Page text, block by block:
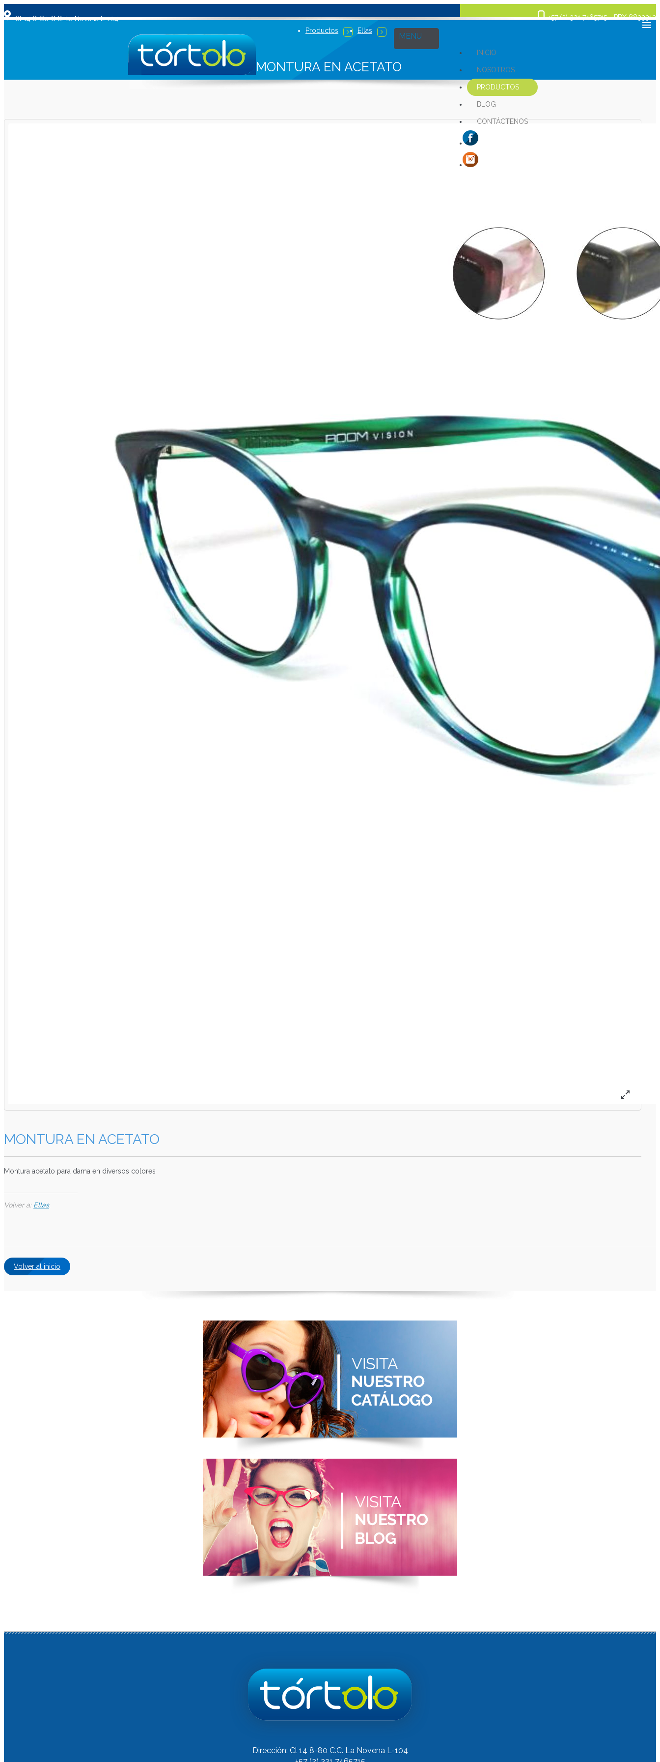
Cl 14 8-80 C.C. La Novena L-104 +57 (2) 321 7465715 - PBX 8833312
INICIO
NOSOTROS
PRODUCTOS
BLOG
CONTÁCTENOS
Productos Ellas
MONTURA EN ACETATO
MONTURA EN ACETATO
Montura acetato para dama en diversos colores
Volver a: Ellas.
Volver al inicio
Dirección: Cl 14 8-80 C.C. La Novena L-104